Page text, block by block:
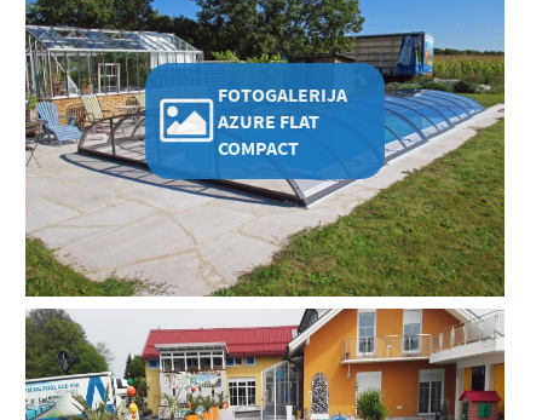
FOTOGALERIJA
AZURE FLAT
COMPACT